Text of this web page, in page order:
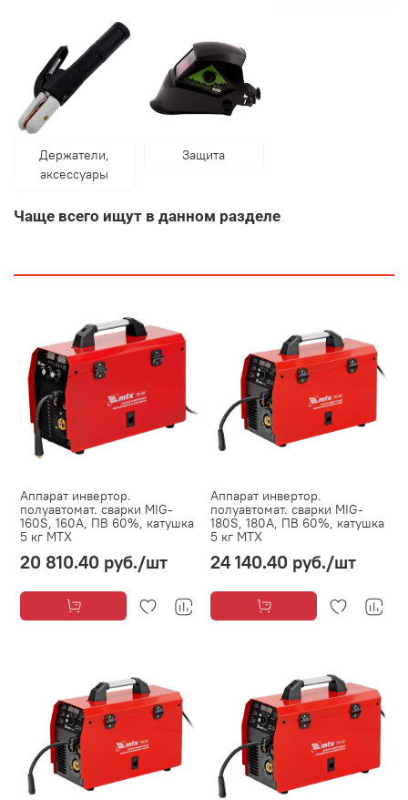
Держатели,
аксессуары
Защита
Чаще всего ищут в данном разделе
Аппарат инвертор.
полуавтомат. cварки MIG-
160S, 160A, ПВ 60%, катушка
5 кг MTX
20 810.40 руб./шт
Аппарат инвертор.
полуавтомат. cварки MIG-
180S, 180A, ПВ 60%, катушка
5 кг MTX
24 140.40 руб./шт